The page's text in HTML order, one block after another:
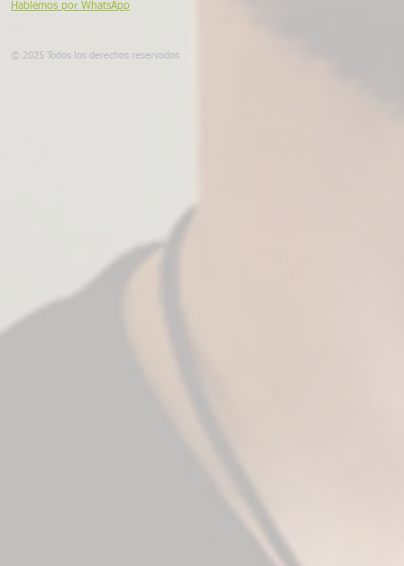
Hablemos por WhatsApp
© 2025 Todos los derechos reservados